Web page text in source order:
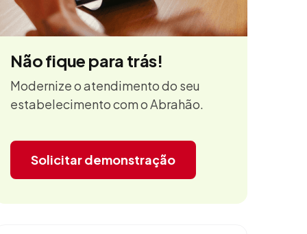
Não fique para trás!
Modernize o atendimento do seu
estabelecimento com o Abrahão.
Solicitar demonstração